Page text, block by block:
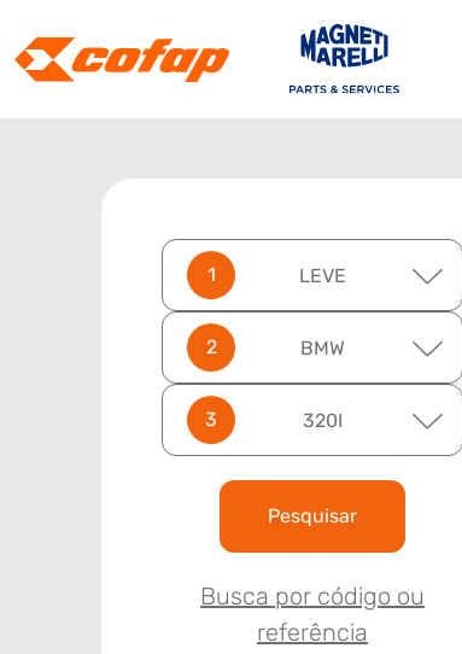
LEVE
BMW
320I
Pesquisar
Busca por código ou
referência